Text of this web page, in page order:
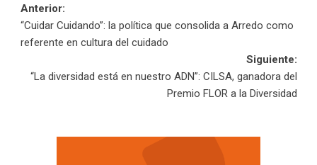
Navegación
de
entradas
Anterior:
“Cuidar Cuidando”: la política que consolida a Arredo como
referente en cultura del cuidado
Siguiente:
“La diversidad está en nuestro ADN”: CILSA, ganadora del
Premio FLOR a la Diversidad